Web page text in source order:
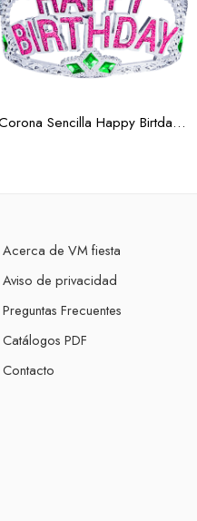
Corona Sencilla Happy Birtday (Docena)
Acerca de VM fiesta
Aviso de privacidad
Preguntas Frecuentes
Catálogos PDF
Contacto